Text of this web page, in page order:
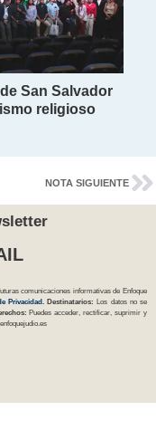
San Salvador
religioso
NOTA SIGUIENTE
comunicaciones informativas de Enfoque
Privacidad Destinatarios:
Los datos no se
Puedes acceder, rectificar, suprimir y